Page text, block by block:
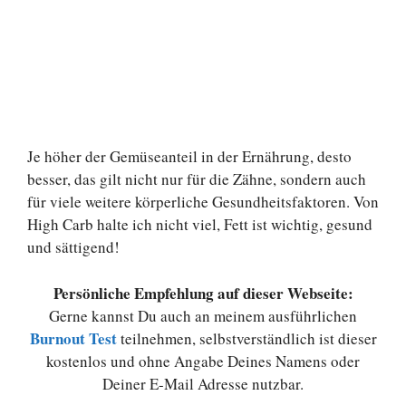
Je höher der Gemüseanteil in der Ernährung, desto
besser, das gilt nicht nur für die Zähne, sondern auch
für viele weitere körperliche Gesundheitsfaktoren. Von
High Carb halte ich nicht viel, Fett ist wichtig, gesund
und sättigend!
Persönliche Empfehlung auf dieser Webseite:
Gerne kannst Du auch an meinem ausführlichen
Burnout Testteilnehmen, selbstverständlich ist dieser
kostenlos und ohne Angabe Deines Namens oder
Deiner E-Mail Adresse nutzbar.